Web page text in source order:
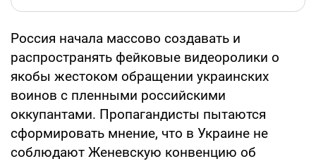
Россия начала массово создавать и
распространять фейковые видеоролики о
якобы жестоком обращении украинских
воинов с пленными российскими
оккупантами. Пропагандисты пытаются
сформировать мнение, что в Украине не
соблюдают Женевскую конвенцию об